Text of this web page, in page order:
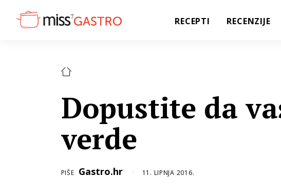
RECEPTI RECENZIJE
Dopustite da
verde
PIŠE Gastro.hr 11. LIPNJA 2016.